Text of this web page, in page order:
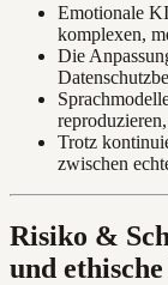
Emotionale
komplexen,
Die
Trotz
zwischen
Risiko &
und